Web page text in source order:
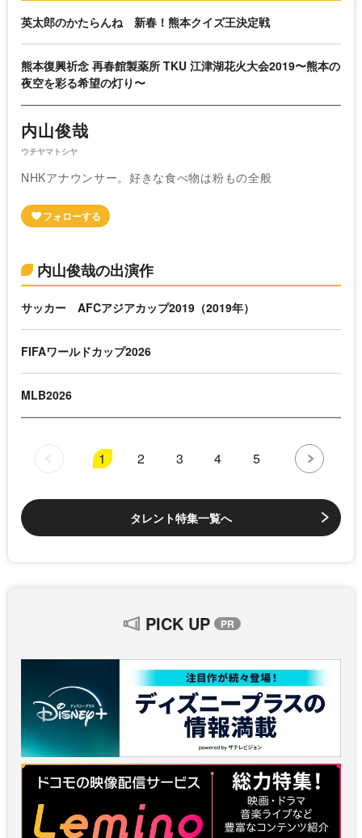
英太郎のかたらんね 新春！熊本クイズ王決定戦
熊本復興祈念 再春館製薬所 TKU 江津湖花火大会2019〜熊本の
夜空を彩る希望の灯り〜
内山俊哉
ウチヤマトシヤ
NHKアナウンサー。好きな食べ物は粉もの全般
内山俊哉の出演作
サッカー AFCアジアカップ2019（2019年）
FIFAワールドカップ2026
MLB2026
1 2 3 4 5
タレント特集一覧へ
PICK UP